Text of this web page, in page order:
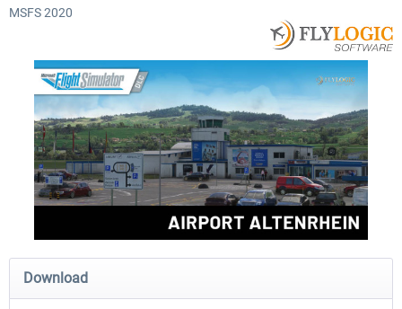
Aerosoft Mega Airport Brüssel Aerosoft Airport Köln/
MSFS 2020
Download